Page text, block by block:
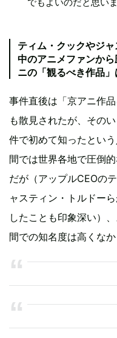
でもよいのだと思いま
ティム・クックやジ
中のアニメファンか
ニの「観るべき作品」
事件直後は「京アニ作
も散見されたが、その
件で初めて知ったとい
間では世界各地で圧倒
だが（アップルCEOの
ャスティン・トルドー
したことも印象深い）
間での知名度は高くなか